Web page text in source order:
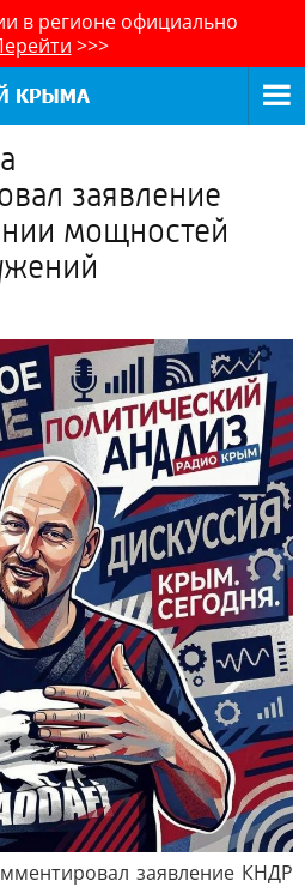
в регионе официально
>>>
заявление
мощностей
заявление КНДР